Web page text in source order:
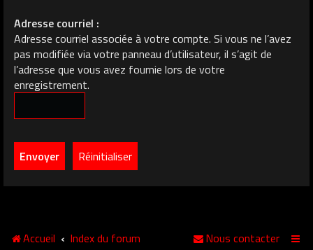
Adresse courriel :
Adresse courriel associée à votre compte. Si vous ne l’avez
pas modifiée via votre panneau d’utilisateur, il s’agit de
l’adresse que vous avez fournie lors de votre
enregistrement.
Accueil Index du forum Nous contacter